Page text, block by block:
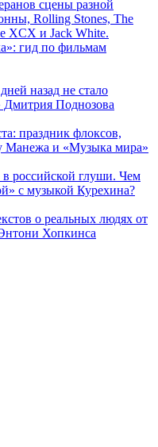
сцены разной
Rolling Stones, The
XCX и Jack White.
гид по фильмам
назад не стало
Дмитрия Поднозова
праздник флоксов,
Манежа и «Музыка мира»
российской глуши. Чем
с музыкой Курехина?
о реальных людях от
Хопкинса